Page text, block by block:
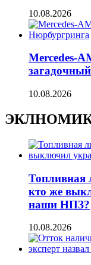
10.08.2026
Mercedes-
10.08.2026
Топливная
кто же
наши НПЗ?
10.08.2026